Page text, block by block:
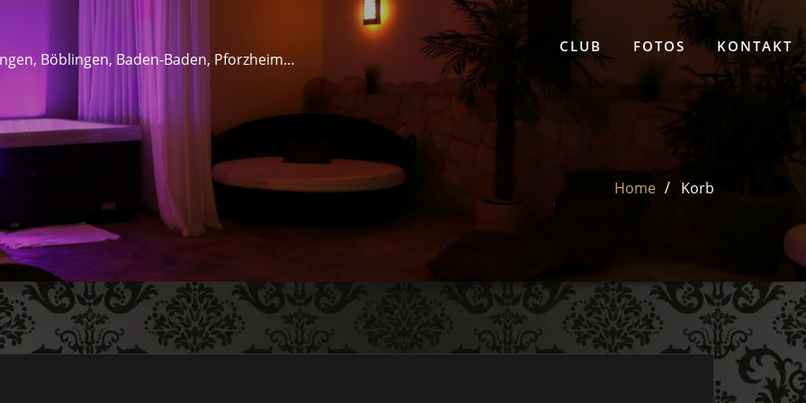
Böblingen, Baden-Baden, Pforzheim…
CLUB FOTOS KONTAKT
Home Korb